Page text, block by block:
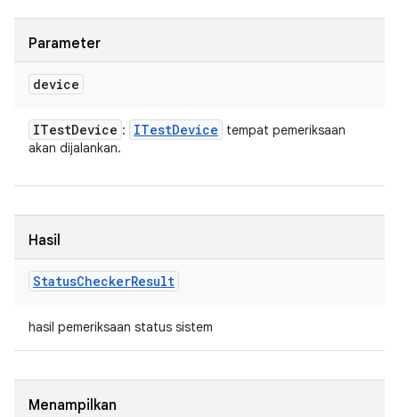
Parameter
device
ITestDevice : ITestDevice
tempat pemeriksaan
akan dijalankan.
Hasil
StatusCheckerResult
hasil pemeriksaan status sistem
Menampilkan